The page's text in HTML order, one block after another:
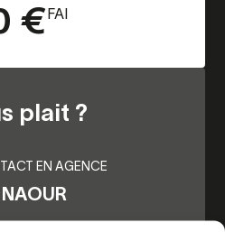
€FAI
plait ?
EN AGENCE